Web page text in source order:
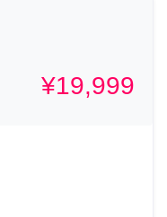
¥19,999